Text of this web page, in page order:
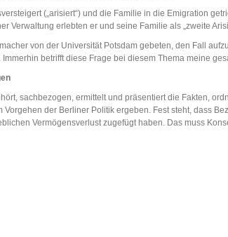
(„arisiert“) und die Familie in die Emigration
Verwaltung erlebten er und seine Familie als „zweite
von der Universität Potsdam gebeten, den Fall
betrifft diese Frage bei diesem Thema meine
sachbezogen, ermittelt und präsentiert die Fakten,
der Berliner Politik ergeben. Fest steht, dass
Vermögensverlust zugefügt haben. Das muss